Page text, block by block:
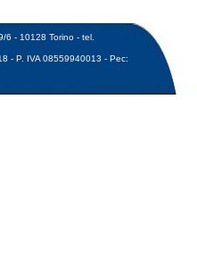
6 - 10128 Torino - tel.
- P. IVA 08559940013 - Pec: